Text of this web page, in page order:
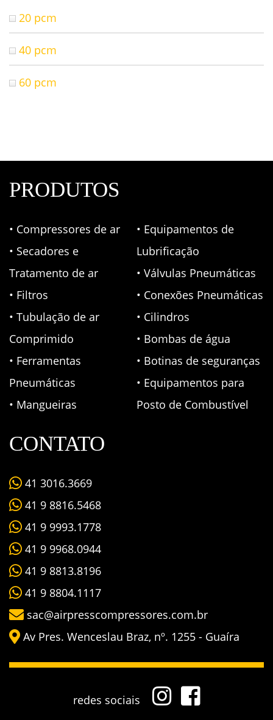
20 pcm
40 pcm
60 pcm
PRODUTOS
• Compressores de ar
• Secadores e
Tratamento de ar
• Filtros
• Tubulação de ar
Comprimido
• Ferramentas
Pneumáticas
• Mangueiras
• Equipamentos de
Lubrificação
• Válvulas Pneumáticas
• Conexões Pneumáticas
• Cilindros
• Bombas de água
• Botinas de seguranças
• Equipamentos para
Posto de Combustível
CONTATO
41 3016.3669
41 9 8816.5468
41 9 9993.1778
41 9 9968.0944
41 9 8813.8196
41 9 8804.1117
sac@airpresscompressores.com.br
Av Pres. Wenceslau Braz, nº. 1255 - Guaíra
redes sociais